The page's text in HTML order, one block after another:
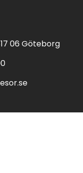
06 Göteborg